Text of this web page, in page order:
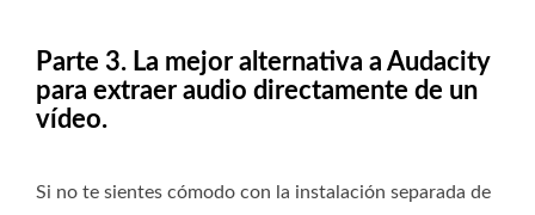
Parte 3. La mejor alternativa a Audacity
para extraer audio directamente de un
vídeo.
Si no te sientes cómodo con la instalación separada de